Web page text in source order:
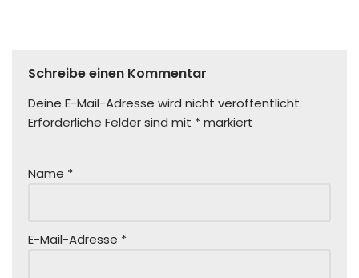
Schreibe einen Kommentar
Deine E-Mail-Adresse wird nicht veröffentlicht.
Erforderliche Felder sind mit *markiert
Name *
E-Mail-Adresse *